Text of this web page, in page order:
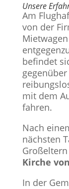
Unsere
Am
von der
befindet
mit dem
fahren.
Nach
nächsten
Kirche
In der